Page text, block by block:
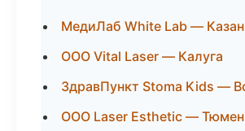
МедиЛаб White Lab —
ООО Vital Laser — Калуга
ЗдравПункт Stoma Kids —
ООО Laser Esthetic —